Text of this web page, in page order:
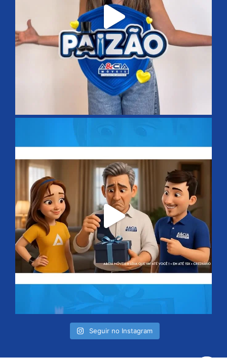
Seguir no Instagram